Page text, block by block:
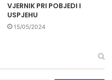
VJERNIK PRI POBJEDI I
USPJEHU
15/05/2024